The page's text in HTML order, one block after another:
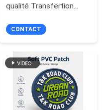
qualité Transfertion
Étiquette circulaire en
à main Chapeaux
Chaussures
CONTACT